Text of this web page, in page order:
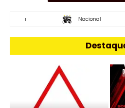
Essube Mamoré